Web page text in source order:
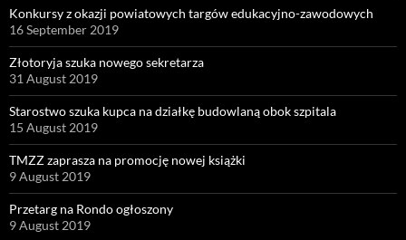
Konkursy z okazji powiatowych targów edukacyjno-zawodowych
16 September 2019
Złotoryja szuka nowego sekretarza
31 August 2019
Starostwo szuka kupca na działkę budowlaną obok szpitala
15 August 2019
TMZZ zaprasza na promocję nowej książki
9 August 2019
Przetarg na Rondo ogłoszony
9 August 2019